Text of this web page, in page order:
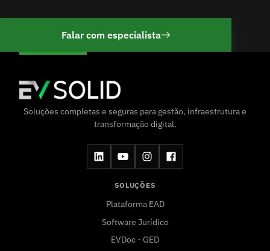
Falar com especialista
Soluções completas e seguras para gestão, infraestrutura e
transformação digital.
SOLUÇÕES
Plataforma EAD
Software Jurídico
EVDoc - GED